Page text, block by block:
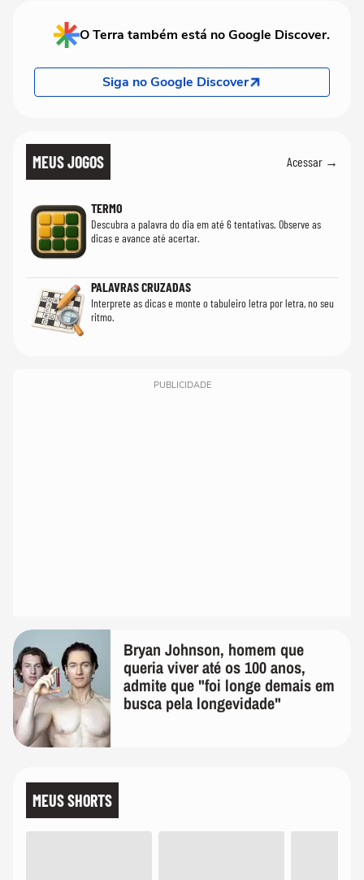
O Terra também está no Google Discover.
Siga no Google Discover
MEUS JOGOS Acessar →
TERMO
Descubra a palavra do dia em até 6 tentativas. Observe as
dicas e avance até acertar.
PALAVRAS CRUZADAS
Interprete as dicas e monte o tabuleiro letra por letra, no seu
ritmo.
PUBLICIDADE
Bryan Johnson, homem que
queria viver até os 100 anos,
admite que "foi longe demais em
busca pela longevidade"
MEUS SHORTS